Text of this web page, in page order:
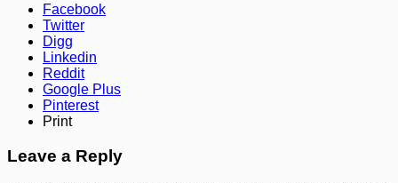
Facebook
Twitter
Digg
Linkedin
Reddit
Google Plus
Pinterest
Print
Leave a Reply